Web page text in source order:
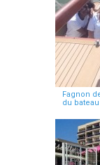
Fagnon
du bateau